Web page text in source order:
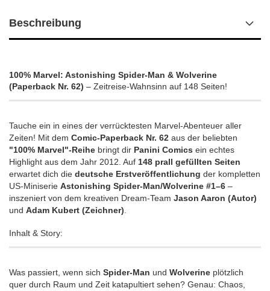
Beschreibung
100% Marvel: Astonishing Spider-Man & Wolverine
(Paperback Nr. 62) – Zeitreise-Wahnsinn auf 148 Seiten!
Tauche ein in eines der verrücktesten Marvel-Abenteuer aller
Zeiten! Mit dem Comic-Paperback Nr. 62 aus der beliebten
"100% Marvel"-Reihe bringt dir Panini Comics ein echtes
Highlight aus dem Jahr 2012. Auf 148 prall gefüllten Seiten
erwartet dich die deutsche Erstveröffentlichung der kompletten
US-Miniserie Astonishing Spider-Man/Wolverine #1–6 –
inszeniert von dem kreativen Dream-Team Jason Aaron (Autor)
und Adam Kubert (Zeichner)
Inhalt & Story:
Was passiert, wenn sich Spider-Man und Wolverine plötzlich
quer durch Raum und Zeit katapultiert sehen? Genau: Chaos,